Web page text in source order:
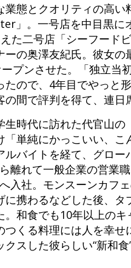
態とクオリティの高い
」。一号店を中目黒に
た二号店「シーフード
の奥澤友紀氏。彼女の
プンさせた。「独立当
ので、4年目でやっと
間で評判を得て、連日
時代に訪れた代官山の
単純にかっこいい、こ
バイトを経て、グロー
離れて一般企業の営業
入社。モンスーンカフ
携わるなどした後、タ
和食でも10年以上のキ
くる料理には人を幸せ
スした彼らしい“新和